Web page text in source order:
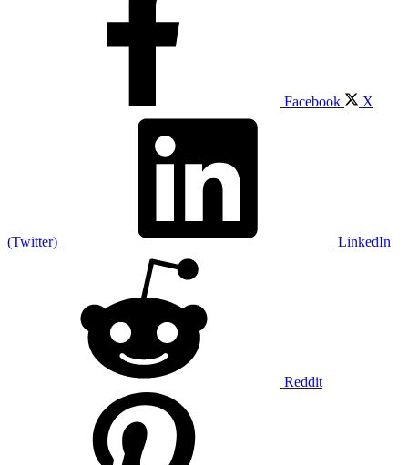
Facebook X
(Twitter) LinkedIn
Reddit